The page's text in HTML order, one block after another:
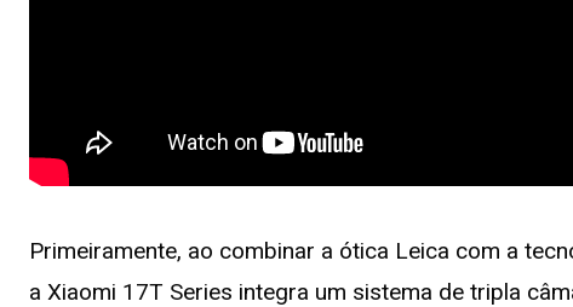
Primeiramente, ao combinar a ótica Leica com a
a Xiaomi 17T Series integra um sistema de tripla